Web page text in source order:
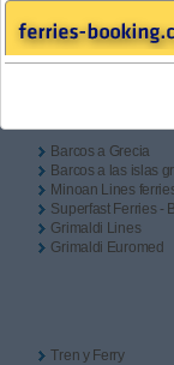
Barcos a Grecia
Barcos a las islas
Minoan Lines
Superfast Ferries -
Grimaldi Lines
Grimaldi Euromed
Tren y Ferry